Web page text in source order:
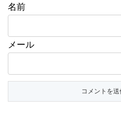
名前
メール